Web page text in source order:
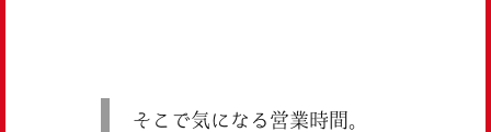
そこで気になる営業時間。